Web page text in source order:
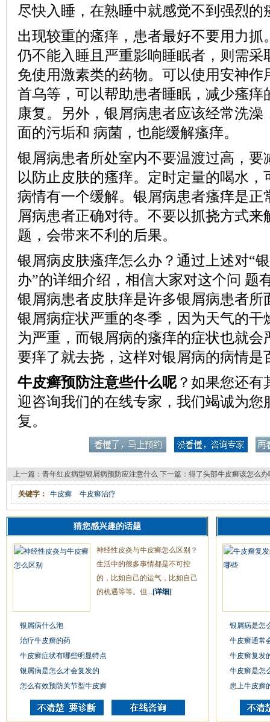
尽快入睡，在熟睡中就感觉不到强烈的
出现较重的瘙痒，患者最好不要用力抓
仍不能入睡且严重影响睡眠者，则需采
免使用激素类的药物。可以使用安神作
首乌等，可以帮助患者睡眠，减少瘙痒
康复。另外，银屑病患者应该经常洗澡
面的污垢和 病菌，也能缓解瘙痒。
银屑病患者所处室内不要温渡过高，要
以防止皮肤的瘙痒。定时定量的喝水，
病情有一个缓解。银屑病患者瘙痒是正
屑病患者正确对待。不要以抓挠方式来
题，会带来不利的后果。
银屑病皮肤瘙痒怎么办？通过上述对“
办”的详细介绍，相信大家对这个问 题
银屑病患者皮肤痒是许多银屑病患者所
银屑病症状严重的冬季，因为天气的干
为严重，而银屑病的瘙痒的症状也就会
要痒了就去挠，这样对银屑病的病情是
牛皮癣预防注意些什么呢？如果您还有
迎咨询我们的在线专家，我们竭诚为您
复。
上一篇： 青年红皮病型银屑病预防应注意什么 下一篇： 得了头部牛皮癣该怎么办
关键字： 牛皮癣 牛皮癣治疗
猜您感兴趣的话题
神经性皮炎与牛皮癣怎么区别？
生活中的很多事情都是不可控
的，比如自己的运气，比如自己
的机遇等等。但... [详细]
银屑病什么泡
治疗牛皮癣的药
牛皮癣症状有哪些明显特点
银屑病是怎么才会复发的
怎么有效预防关节型牛皮癣
银屑病是怎
牛皮癣通常
牛皮癣复发
牛皮癣是怎
患上牛皮癣